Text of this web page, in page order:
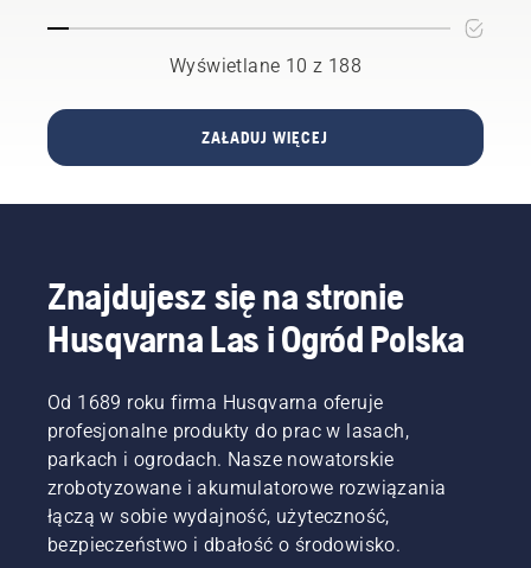
urzeczywistnić
Twoje
marzenia.
pilarki
do gałęzi
drzewa
za
pomocą
wysięgnikowej.
postępować
przedstawioną
w tym
krótkim
filmie.
Najpierw
wykonaj
krótkie
cięcie w
komercyjnego
koszącego
z
Wyświetlane 10 z 188
ZAŁADUJ WIĘCEJ
Znajdujesz się na stronie
Husqvarna Las i Ogród Polska
Od 1689 roku firma Husqvarna oferuje
profesjonalne produkty do prac w lasach,
parkach i ogrodach. Nasze nowatorskie
zrobotyzowane i akumulatorowe rozwiązania
łączą w sobie wydajność, użyteczność,
bezpieczeństwo i dbałość o środowisko.